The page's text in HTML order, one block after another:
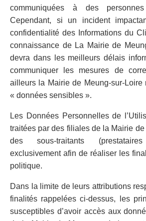
communiquées à des
Cependant, si un incident
confidentialité des Informations du
connaissance de La Mairie de
devra dans les meilleurs délais
communiquer les mesures de
ailleurs la Mairie de Meung-sur-Loire
« données sensibles ».
Les Données Personnelles de
traitées par des filiales de la Mairie
des sous-traitants
exclusivement afin de réaliser les
politique.
Dans la limite de leurs attributions
finalités rappelées ci-dessus, les
susceptibles d’avoir accès aux